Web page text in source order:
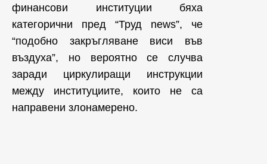
финансови институции бяха
категорични пред “Труд news”, че
“подобно закръгляване виси във
въздуха”, но вероятно се случва
заради циркулиращи инструкции
между институциите, които не са
направени злонамерено.